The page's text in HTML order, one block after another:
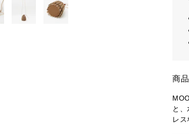
商
と
レ